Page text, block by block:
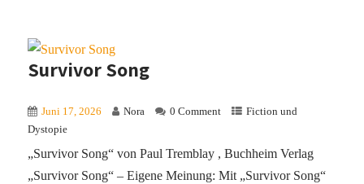
Survivor Song
Juni 17, 2026 Nora 0 Comment
Fiction und
Dystopie
„Survivor Song“ von Paul Tremblay , Buchheim Verlag
„Survivor Song“ – Eigene Meinung: Mit „Survivor Song“